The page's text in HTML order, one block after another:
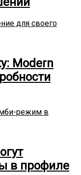
для своего
Modern
режим в
в профиле